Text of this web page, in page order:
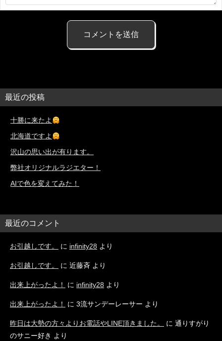
最近の投稿
十勝に来たよ
北海道ですよ
沢山の思い出が有ります。
弊社オリジナルラジエター！
AIで色を変えてみた！
最近のコメント
お引越しです。 に infinity28 より
お引越しです。 に 近藤斉 より
出来上がったよ！ に infinity28 より
出来上がったよ！ に 3流サンデーレーサー より
昨日は大勢の方々よりお電話やLINE頂きました。 に 通りすがり
のサニー好き より